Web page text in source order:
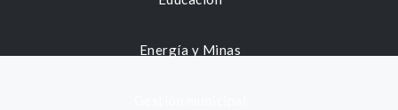
Energía y Minas